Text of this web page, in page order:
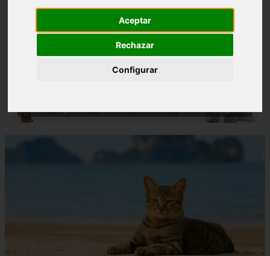
Aceptar
Rechazar
Configurar